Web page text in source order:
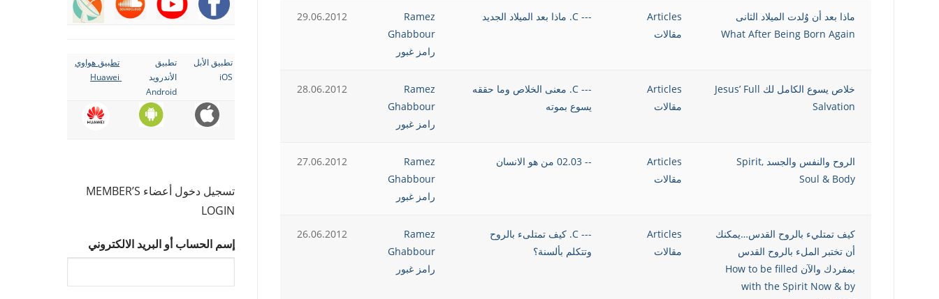
ماذا بعد أن وٌلدت الميلاد الثانى
What After Being Born Again
Articles
مقالات
--- C. ماذا بعد الميلاد الجديد
Ramez
Ghabbour
رامز غبور
29.06.2012
خلاص يسوع الكامل لك Jesus’ Full
Salvation
Articles
مقالات
--- C. معنى الخلاص وما حققه
يسوع بموته
Ramez
Ghabbour
رامز غبور
28.06.2012
الروح والنفس والجسد Spirit,
Soul & Body
Articles
مقالات
-- 02.03 من هو الانسان
Ramez
Ghabbour
رامز غبور
27.06.2012
كيف تمتليء بالروح القدس…يمكنك
أن تختبر الملء بالروح القدس
بمفردك والآن How to be filled
with the Spirit Now & by
Articles
مقالات
--- C. كيف تمتلىء بالروح
وتتكلم بألسنة؟
Ramez
Ghabbour
رامز غبور
26.06.2012
تطبيق الأبل
iOS
تطبيق
الأندرويد
Android
تطبيق هواوي
تسجيل دخول أعضاء MEMBER’S
LOGIN
إسم الحساب أو البريد الالكتروني